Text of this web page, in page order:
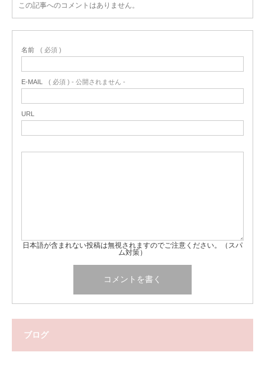
この記事へのコメントはありません。
名前 ( 必須 )
E-MAIL ( 必須 ) - 公開されません -
URL
日本語が含まれない投稿は無視されますのでご注意ください。（スパ
ム対策）
ブログ